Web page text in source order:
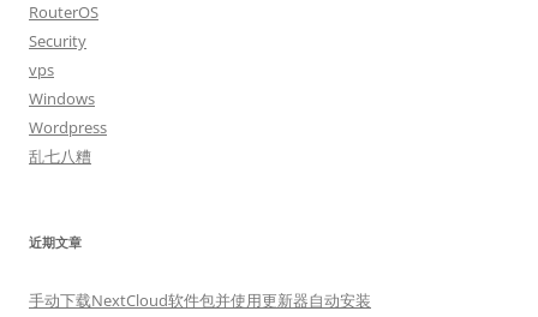
RouterOS
Security
vps
Windows
Wordpress
乱七八糟
近期文章
手动下载NextCloud软件包并使用更新器自动安装